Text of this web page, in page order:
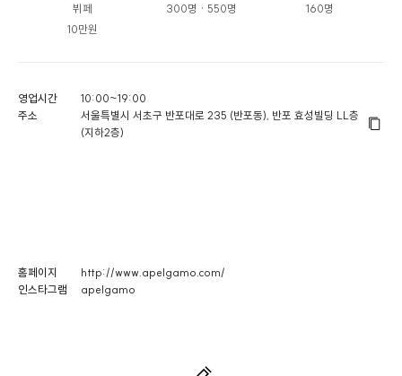
뷔페
10만원
300명 · 550명 160명
영업시간
10:00~19:00
주소
서울특별시 서초구 반포대로 235 (반포동), 반포 효성빌딩 LL층
(지하2층)
홈페이지
http://www.apelgamo.com/
인스타그램
apelgamo